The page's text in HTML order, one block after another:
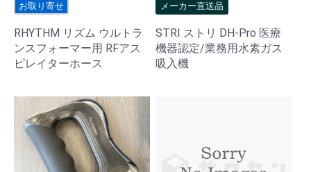
お取り寄せ
RHYTHM リズム ウルトラ
ンスフォーマー用 RFアス
ピレイターホース
メーカー直送品
STRI ストリ DH-Pro 医療
機器認定/業務用水素ガス
吸入機